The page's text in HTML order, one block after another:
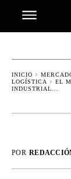
INICIO
LOGÍSTICA
EL
INDUSTRIAL...
POR